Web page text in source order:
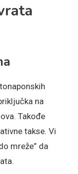
na
Takođe
takse. Vi
mreže” da